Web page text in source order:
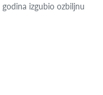
izgubio ozbiljnu